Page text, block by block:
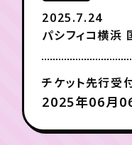
年会
会員登
2025.7.24
パシフィコ横浜
チケット先行受
2025年06月